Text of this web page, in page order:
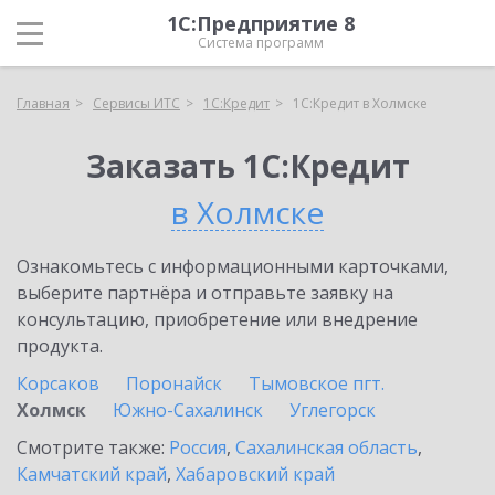
1С:Предприятие 8
Система программ
Главная Сервисы ИТС 1С:Кредит 1С:Кредит в Холмске
Заказать 1С:Кредит
в Холмске
Ознакомьтесь с информационными карточками,
выберите партнёра и отправьте заявку на
консультацию, приобретение или внедрение
продукта.
Корсаков
Поронайск
Тымовское пгт.
Холмск
Южно-Сахалинск
Углегорск
Смотрите также: Россия, Сахалинская область,
Камчатский край, Хабаровский край